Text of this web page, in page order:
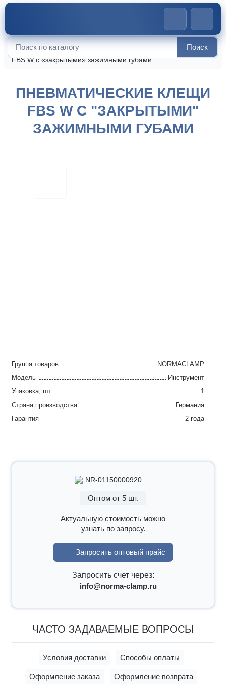
Искать:
Поиск
Главная > Стенды и инструменты
Пневматические клещи
FBS W с «закрытыми» зажимными губами
ПНЕВМАТИЧЕСКИЕ КЛЕЩИ
FBS W С "ЗАКРЫТЫМИ"
ЗАЖИМНЫМИ ГУБАМИ
Группа товаров
NORMACLAMP
Модель
Инструмент
Упаковка, шт
1
Страна производства
Германия
Гарантия
2 года
NR-01150000920
Оптом от 5 шт.
Актуальную стоимость можно
узнать по запросу.
Запросить оптовый прайс
Запросить счет через:
info@norma-clamp.ru
ЧАСТО ЗАДАВАЕМЫЕ ВОПРОСЫ
Условия доставки Способы оплаты
Оформление заказа Оформление возврата